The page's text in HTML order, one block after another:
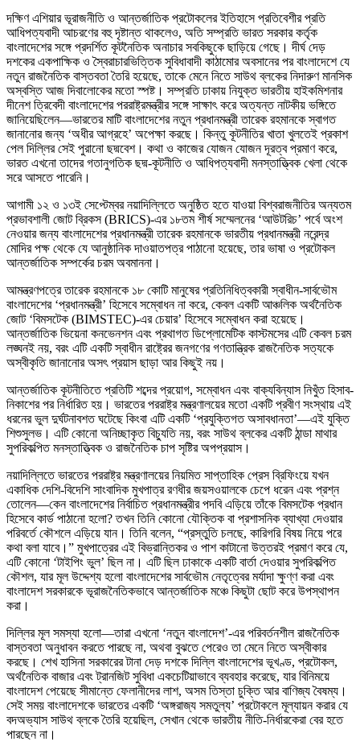
দক্ষিণ এশিয়ার ভূরাজনীতি ও আন্তর্জাতিক প্রটোকলের ইতিহাসে প্রতিবেশীর প্রতি
আধিপত্যবাদী আচরণের বহু দৃষ্টান্ত থাকলেও, অতি সম্প্রতি ভারত সরকার কর্তৃক
বাংলাদেশের সঙ্গে প্রদর্শিত কূটনৈতিক অনাচার সবকিছুকে ছাড়িয়ে গেছে। দীর্ঘ দেড়
দশকের একপাক্ষিক ও স্বৈরাচারভিত্তিক সুবিধাবাদী কাঠামোর অবসানের পর বাংলাদেশে যে
নতুন রাজনৈতিক বাস্তবতা তৈরি হয়েছে, তাকে মেনে নিতে সাউথ ব্লকের নিদারুণ মানসিক
অস্বস্তি আজ দিবালোকের মতো স্পষ্ট। সম্প্রতি ঢাকায় নিযুক্ত ভারতীয় হাইকমিশনার
দীনেশ ত্রিবেদী বাংলাদেশের পররাষ্ট্রমন্ত্রীর সঙ্গে সাক্ষাৎ করে অত্যন্ত নাটকীয় ভঙ্গিতে
জানিয়েছিলেন—ভারতের মাটি বাংলাদেশের নতুন প্রধানমন্ত্রী তারেক রহমানকে স্বাগত
জানানোর জন্য ‘অধীর আগ্রহে’ অপেক্ষা করছে। কিন্তু কূটনীতির খাতা খুলতেই প্রকাশ
পেল দিল্লির সেই পুরানো ছদ্মবেশ। কথা ও কাজের যোজন যোজন দূরত্ব প্রমাণ করে,
ভারত এখনো তাদের গতানুগতিক ছদ্ম-কূটনীতি ও আধিপত্যবাদী মনস্তাত্ত্বিক খেলা থেকে
সরে আসতে পারেনি।
আগামী ১২ ও ১৩ই সেপ্টেম্বর নয়াদিল্লিতে অনুষ্ঠিত হতে যাওয়া বিশ্বরাজনীতির অন্যতম
প্রভাবশালী জোট ব্রিকস (BRICS)-এর ১৮তম শীর্ষ সম্মেলনের ‘আউটরিচ’ পর্বে অংশ
নেওয়ার জন্য বাংলাদেশের প্রধানমন্ত্রী তারেক রহমানকে ভারতীয় প্রধানমন্ত্রী নরেন্দ্র
মোদির পক্ষ থেকে যে আনুষ্ঠানিক দাওয়াতপত্র পাঠানো হয়েছে, তার ভাষা ও প্রটোকল
আন্তর্জাতিক সম্পর্কের চরম অবমাননা।
আমন্ত্রণপত্রে তারেক রহমানকে ১৮ কোটি মানুষের প্রতিনিধিত্বকারী স্বাধীন-সার্বভৌম
বাংলাদেশের ‘প্রধানমন্ত্রী’ হিসেবে সম্বোধন না করে, কেবল একটি আঞ্চলিক অর্থনৈতিক
জোট ‘বিমসটেক (BIMSTEC)-এর চেয়ার’ হিসেবে সম্বোধন করা হয়েছে।
আন্তর্জাতিক ভিয়েনা কনভেনশন এবং প্রথাগত ডিপ্লোমেটিক কাস্টমসের এটি কেবল চরম
লঙ্ঘনই নয়, বরং এটি একটি স্বাধীন রাষ্ট্রের জনগণের গণতান্ত্রিক রাজনৈতিক সত্যকে
অস্বীকৃতি জানানোর অসৎ প্রয়াস ছাড়া আর কিছুই নয়।
আন্তর্জাতিক কূটনীতিতে প্রতিটি শব্দের প্রয়োগ, সম্বোধন এবং বাক্যবিন্যাস নিখুঁত হিসাব-
নিকাশের পর নির্ধারিত হয়। ভারতের পররাষ্ট্র মন্ত্রণালয়ের মতো একটি প্রবীণ সংস্থায় এই
ধরনের ভুল দুর্ঘটনাবশত ঘটেছে কিংবা এটি একটি ‘প্রযুক্তিগত অসাবধানতা’—এই যুক্তি
শিশুসুলভ। এটি কোনো অনিচ্ছাকৃত বিচ্যুতি নয়, বরং সাউথ ব্লকের একটি ঠান্ডা মাথার
সুপরিকল্পিত মনস্তাত্ত্বিক ও রাজনৈতিক চাপ সৃষ্টির অপপ্রয়াস।
নয়াদিল্লিতে ভারতের পররাষ্ট্র মন্ত্রণালয়ের নিয়মিত সাপ্তাহিক প্রেস ব্রিফিংয়ে যখন
একাধিক দেশি-বিদেশি সাংবাদিক মুখপাত্র রণধীর জয়সওয়ালকে চেপে ধরেন এবং প্রশ্ন
তোলেন—কেন বাংলাদেশের নির্বাচিত প্রধানমন্ত্রীর পদবি এড়িয়ে তাঁকে বিমসটেক প্রধান
হিসেবে কার্ড পাঠানো হলো? তখন তিনি কোনো যৌক্তিক বা প্রশাসনিক ব্যাখ্যা দেওয়ার
পরিবর্তে কৌশলে এড়িয়ে যান। তিনি বলেন, “প্রস্তুতি চলছে, কারিগরি বিষয় নিয়ে পরে
কথা বলা যাবে।” মুখপাত্রের এই বিভ্রান্তিকর ও পাশ কাটানো উত্তরই প্রমাণ করে যে,
এটি কোনো ‘টাইপিং ভুল’ ছিল না। এটি ছিল ঢাকাকে একটি বার্তা দেওয়ার সুপরিকল্পিত
কৌশল, যার মূল উদ্দেশ্য হলো বাংলাদেশের সার্বভৌম নেতৃত্বের মর্যাদা ক্ষুণ্ণ করা এবং
বাংলাদেশ সরকারকে ভূরাজনৈতিকভাবে আন্তর্জাতিক মঞ্চে কিছুটা ছোট করে উপস্থাপন
করা।
দিল্লির মূল সমস্যা হলো—তারা এখনো ‘নতুন বাংলাদেশ’-এর পরিবর্তনশীল রাজনৈতিক
বাস্তবতা অনুধাবন করতে পারছে না, অথবা বুঝতে পেরেও তা মেনে নিতে অস্বীকার
করছে। শেখ হাসিনা সরকারের টানা দেড় দশকে দিল্লি বাংলাদেশের ভূখণ্ড, প্রটোকল,
অর্থনৈতিক বাজার এবং ট্রানজিট সুবিধা একচেটিয়াভাবে ব্যবহার করেছে, যার বিনিময়ে
বাংলাদেশ পেয়েছে সীমান্তে ফেলানীদের লাশ, অসম তিস্তা চুক্তি আর বাণিজ্য বৈষম্য।
সেই সময় বাংলাদেশকে ভারতের একটি ‘অঙ্গরাজ্য সমতুল্য’ প্রটোকলে মূল্যায়ন করার যে
বদঅভ্যাস সাউথ ব্লকে তৈরি হয়েছিল, সেখান থেকে ভারতীয় নীতি-নির্ধারকেরা বের হতে
পারছেন না।